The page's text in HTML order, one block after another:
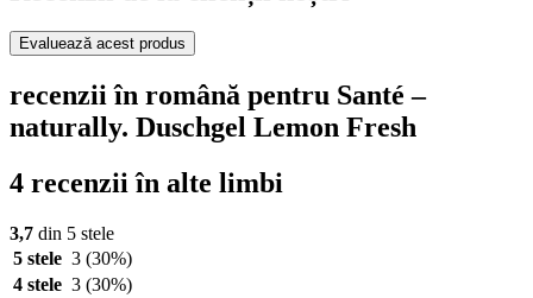
Evaluează acest produs
recenzii în română pentru Santé –
naturally. Duschgel Lemon Fresh
4 recenzii în alte limbi
3,7 din 5 stele
5 stele 3 (30%)
4 stele 3 (30%)